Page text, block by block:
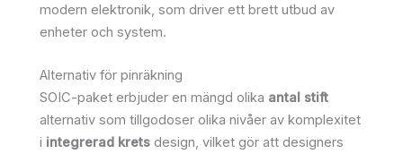
modern elektronik, som driver ett brett utbud av
enheter och system.
Alternativ för pinräkning
SOIC-paket erbjuder en mängd olika antal stift
alternativ som tillgodoser olika nivåer av komplexitet
i integrerad krets design, vilket gör att designers